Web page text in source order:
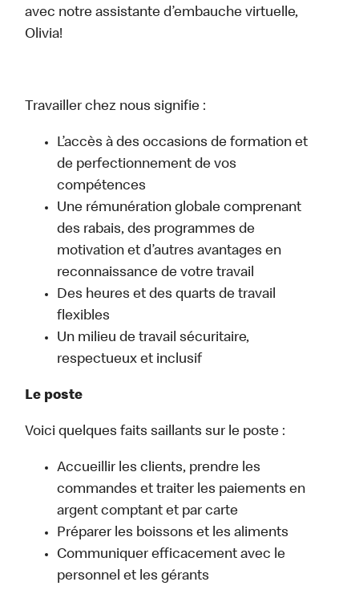
avec notre assistante d’embauche virtuelle,
Olivia!
Travailler chez nous signifie :
L’accès à des occasions de formation et
de perfectionnement de vos
compétences
Une rémunération globale comprenant
des rabais, des programmes de
motivation et d’autres avantages en
reconnaissance de votre travail
Des heures et des quarts de travail
flexibles
Un milieu de travail sécuritaire,
respectueux et inclusif
Le poste
Voici quelques faits saillants sur le poste :
Accueillir les clients, prendre les
commandes et traiter les paiements en
argent comptant et par carte
Préparer les boissons et les aliments
Communiquer efficacement avec le
personnel et les gérants